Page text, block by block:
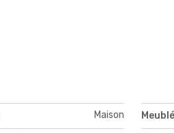
Maison Meublé